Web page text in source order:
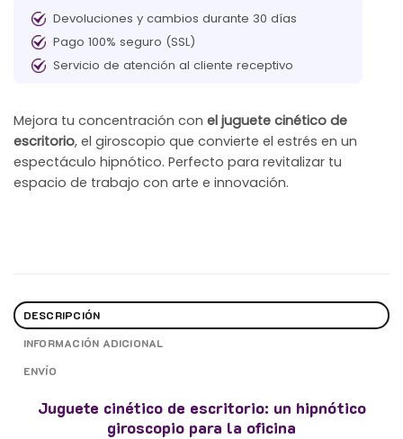
Devoluciones y cambios durante 30 días
Pago 100% seguro (SSL)
Servicio de atención al cliente receptivo
Mejora tu concentración con el juguete cinético de
escritorio, el giroscopio que convierte el estrés en un
espectáculo hipnótico. Perfecto para revitalizar tu
espacio de trabajo con arte e innovación.
DESCRIPCIÓN
INFORMACIÓN ADICIONAL
ENVÍO
Juguete cinético de escritorio: un hipnótico
giroscopio para la oficina